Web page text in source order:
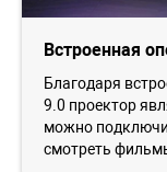
Встроенная
Благодаря
9.0 проектор
можно
смотреть